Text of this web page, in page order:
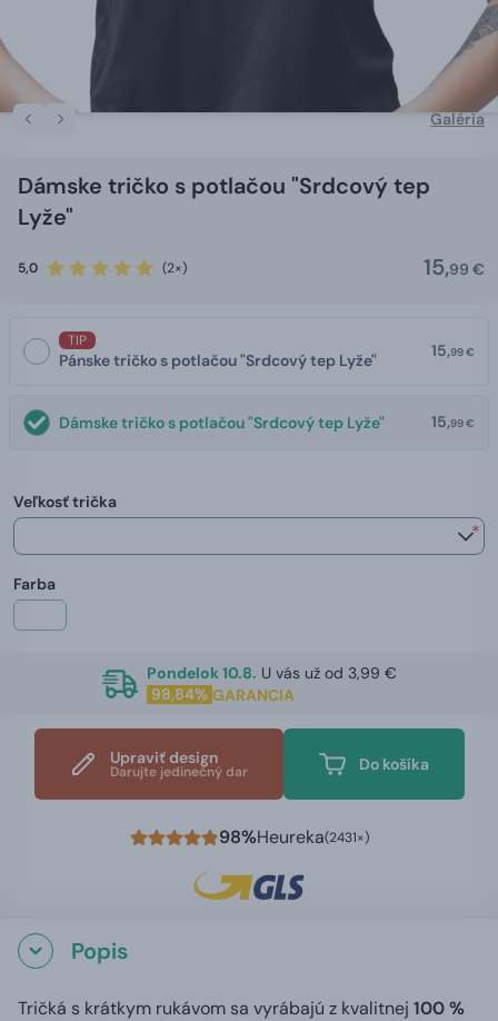
Galéria
Dámske tričko s potlačou "Srdcový tep
Lyže"
5,0 (2×) 15,99 €
TIP
Pánske tričko s potlačou "Srdcový tep Lyže" 15,99 €
Dámske tričko s potlačou "Srdcový tep Lyže" 15,99 €
Veľkosť trička
*
Farba
Pondelok 10.8. U vás už od 3,99 €
98,84% GARANCIA
Upraviť design
Darujte jedinečný dar Do košíka
98%Heureka(2431×)
Popis
Tričká s krátkym rukávom sa vyrábajú z kvalitnej 100 %